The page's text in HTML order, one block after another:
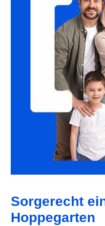
Sorgerecht
Hoppegarten